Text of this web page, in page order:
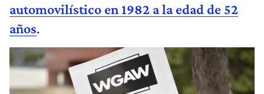
automovilístico en 1982 a la edad de 52
años.